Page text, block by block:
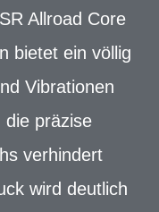
Allroad Core
bietet ein völlig
Vibrationen
die präzise
verhindert
wird deutlich